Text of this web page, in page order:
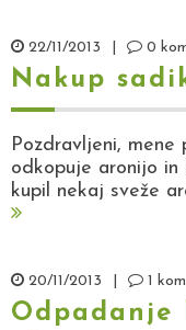
22/11/2013 0
Nakup
Pozdravljeni,
odkopuje aronijo
kupil nekaj sveže
20/11/2013 1
Odpadanje